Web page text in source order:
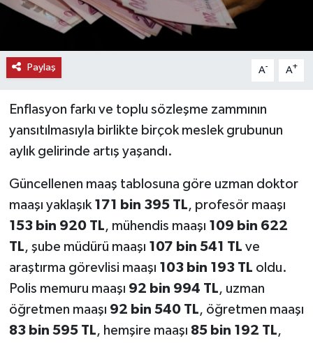
Paylaş A- A+
Enflasyon farkı ve toplu sözleşme zammının
yansıtılmasıyla birlikte birçok meslek grubunun
aylık gelirinde artış yaşandı.
Güncellenen maaş tablosuna göre uzman doktor
maaşı yaklaşık 171 bin 395 TL, profesör maaşı
153 bin 920 TL, mühendis maaşı 109 bin 622
TL, şube müdürü maaşı 107 bin 541 TL ve
araştırma görevlisi maaşı 103 bin 193 TL oldu.
Polis memuru maaşı 92 bin 994 TL, uzman
öğretmen maaşı 92 bin 540 TL, öğretmen maaşı
83 bin 595 TL, hemşire maaşı 85 bin 192 TL,
SPOR
TİCARET
YAŞAM